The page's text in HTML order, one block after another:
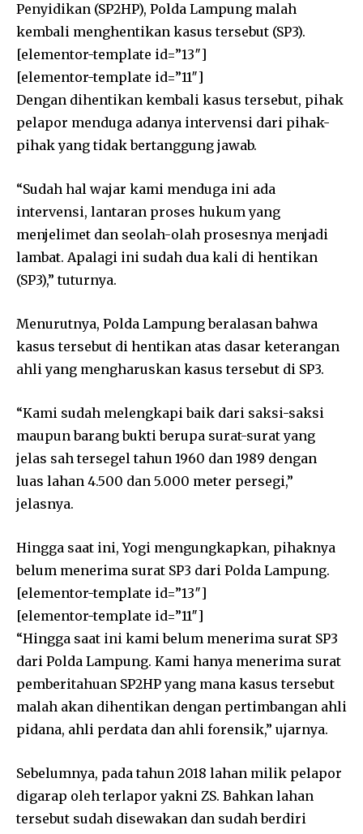
Penyidikan (SP2HP), Polda Lampung malah
kembali menghentikan kasus tersebut (SP3).
[elementor-template id=”13″]
[elementor-template id=”11″]
Dengan dihentikan kembali kasus tersebut, pihak
pelapor menduga adanya intervensi dari pihak-
pihak yang tidak bertanggung jawab.
“Sudah hal wajar kami menduga ini ada
intervensi, lantaran proses hukum yang
menjelimet dan seolah-olah prosesnya menjadi
lambat. Apalagi ini sudah dua kali di hentikan
(SP3),” tuturnya.
Menurutnya, Polda Lampung beralasan bahwa
kasus tersebut di hentikan atas dasar keterangan
ahli yang mengharuskan kasus tersebut di SP3.
“Kami sudah melengkapi baik dari saksi-saksi
maupun barang bukti berupa surat-surat yang
jelas sah tersegel tahun 1960 dan 1989 dengan
luas lahan 4.500 dan 5.000 meter persegi,”
jelasnya.
Hingga saat ini, Yogi mengungkapkan, pihaknya
belum menerima surat SP3 dari Polda Lampung.
[elementor-template id=”13″]
[elementor-template id=”11″]
“Hingga saat ini kami belum menerima surat SP3
dari Polda Lampung. Kami hanya menerima surat
pemberitahuan SP2HP yang mana kasus tersebut
malah akan dihentikan dengan pertimbangan ahli
pidana, ahli perdata dan ahli forensik,” ujarnya.
Sebelumnya, pada tahun 2018 lahan milik pelapor
digarap oleh terlapor yakni ZS. Bahkan lahan
tersebut sudah disewakan dan sudah berdiri